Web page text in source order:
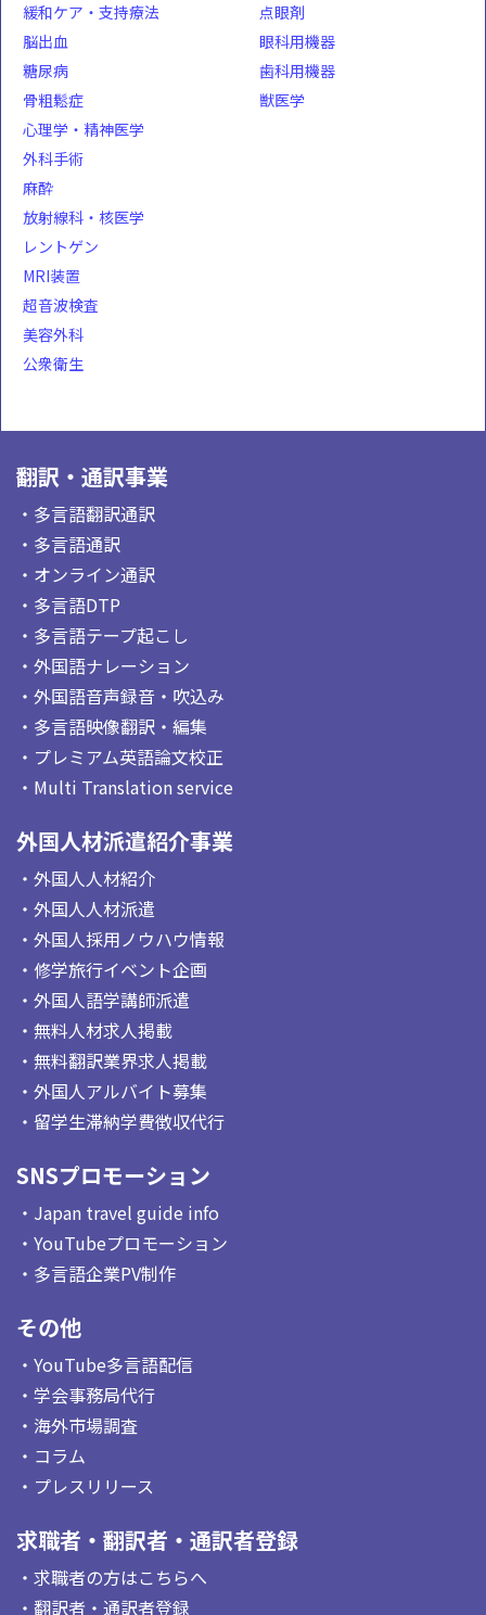
緩和ケア・支持療法
脳出血
糖尿病
骨粗鬆症
点眼剤
眼科用機器
歯科用機器
獣医学
心理学・精神医学
外科手術
麻酔
放射線科・核医学
レントゲン
MRI装置
超音波検査
美容外科
公衆衛生